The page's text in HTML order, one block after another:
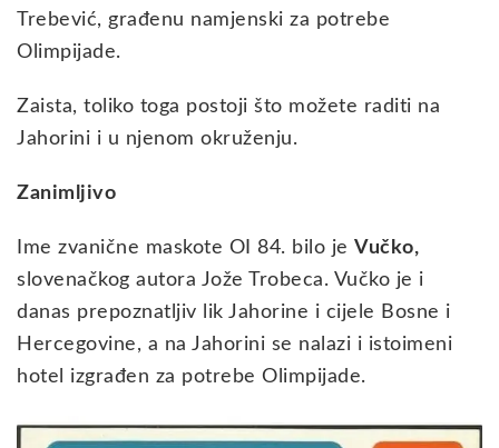
Trebević, građenu namjenski za potrebe
Olimpijade.
Zaista, toliko toga postoji što možete raditi na
Jahorini i u njenom okruženju.
Zanimljivo
Ime zvanične maskote OI 84. bilo je Vučko,
slovenačkog autora Jože Trobeca. Vučko je i
danas prepoznatljiv lik Jahorine i cijele Bosne i
Hercegovine, a na Jahorini se nalazi i istoimeni
hotel izgrađen za potrebe Olimpijade.